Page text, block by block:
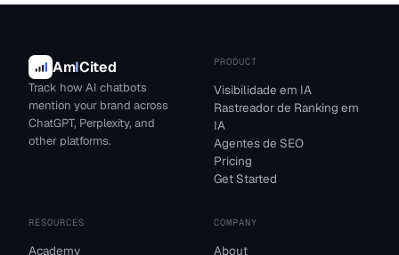
AmICited
Track how AI chatbots
mention your brand across
ChatGPT, Perplexity, and
other platforms.
PRODUCT
Visibilidade em IA
Rastreador de Ranking em
IA
Agentes de SEO
Pricing
Get Started
RESOURCES
Academy
COMPANY
About